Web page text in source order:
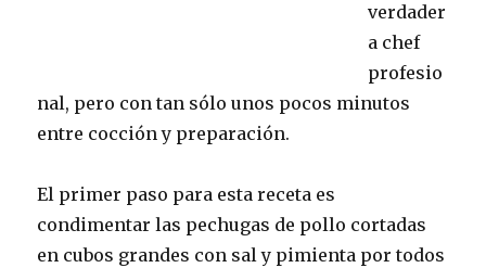
verdader
a chef
profesio
nal, pero con tan sólo unos pocos minutos
entre cocción y preparación.
El primer paso para esta receta es
condimentar las pechugas de pollo cortadas
en cubos grandes con sal y pimienta por todos